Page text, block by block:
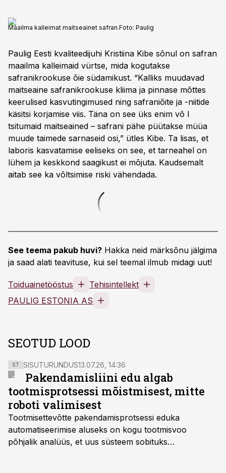
Maailma kalleimat maitseainet safran.Foto: Paulig
Paulig Eesti kvaliteedijuhi Kristiina Kibe sõnul on safran
maailma kalleimaid vürtse, mida kogutakse
safranikrookuse õie südamikust. “Kalliks muudavad
maitseaine safranikrookuse kliima ja pinnase mõttes
keerulised kasvutingimused ning safraniõite ja -niitide
käsitsi korjamise viis. Täna on see üks enim võ l
tsitumaid maitseained – safrani pähe püütakse müüa
muude taimede sarnaseid osi,” ütles Kibe. Ta lisas, et
laboris kasvatamise eeliseks on see, et tarneahel on
lühem ja keskkond saagikust ei mõjuta. Kaudsemalt
aitab see ka võltsimise riski vähendada.
See teema pakub huvi? Hakka neid märksõnu jälgima
ja saad alati teavituse, kui sel teemal ilmub midagi uut!
Toiduainetööstus
Tehisintellekt
PAULIG ESTONIA AS
SEOTUD LOOD
ST SISUTURUNDUS13.07.26, 14:36
Pakendamisliini edu algab
tootmisprotsessi mõistmisest, mitte
roboti valimisest
Tootmisettevõtte pakendamisprotsessi eduka
automatiseerimise aluseks on kogu tootmisvoo
põhjalik analüüs, et uus süsteem sobituks